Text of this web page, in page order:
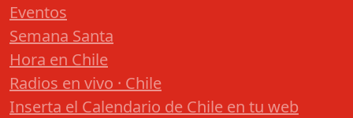
Eventos
Semana Santa
Hora en Chile
Radios en vivo · Chile
Inserta el Calendario de Chile en tu web